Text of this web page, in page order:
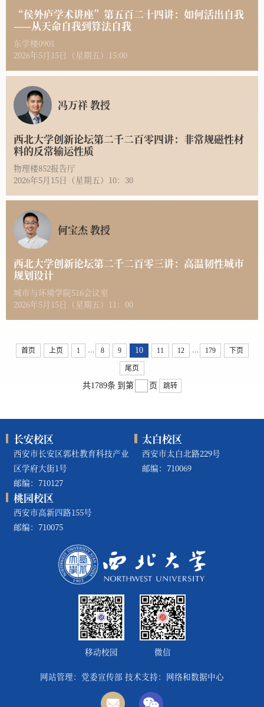
“侯外庐学术讲座”第五百二十四讲：如何活出自我
——从天命自我到算法自我
东学楼0901
2026年5月15日（星期五）15:00
冯万祥 教授
西北大学创新论坛第二千二百零四讲：非常规磁性材
料的反常输运性质
物理楼852报告厅
2026年5月15日（星期五）10：30
何宝杰 教授
西北大学创新论坛第二千二百零三讲：高温韧性城市
规划设计
城市与环境学院516会议室
2026年5月15日（星期五）11：00
首页 上页 1 8 9 10 11 12 179 下页
尾页
共1789条 到第 页 跳转
长安校区
西安市长安区郭杜教育科技产业
区学府大街1号
邮编：710127
太白校区
西安市太白北路229号
邮编：710069
桃园校区
西安市高新四路155号
邮编：710075
移动校园 微信
网站管理：党委宣传部 技术支持：网络和数据中心